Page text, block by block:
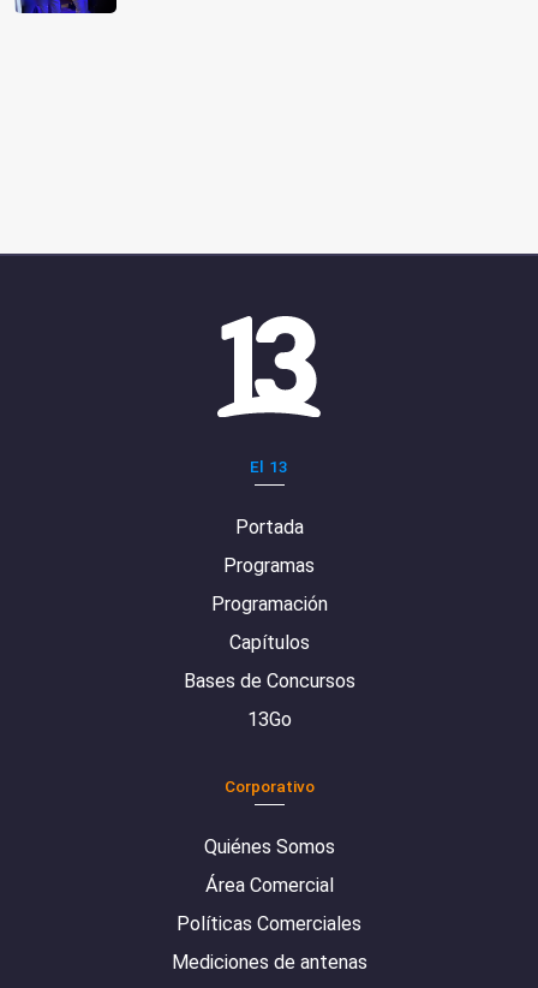
El 13
Portada
Programas
Programación
Capítulos
Bases de Concursos
13Go
Corporativo
Quiénes Somos
Área Comercial
Políticas Comerciales
Mediciones de antenas